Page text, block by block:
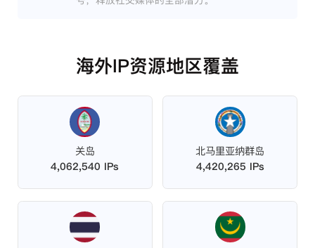
海外IP资源地区覆盖
关岛
4,062,540 IPs
北马里亚纳群岛
4,420,265 IPs